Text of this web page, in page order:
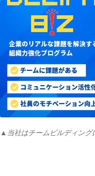
▲当社はチームビルディング